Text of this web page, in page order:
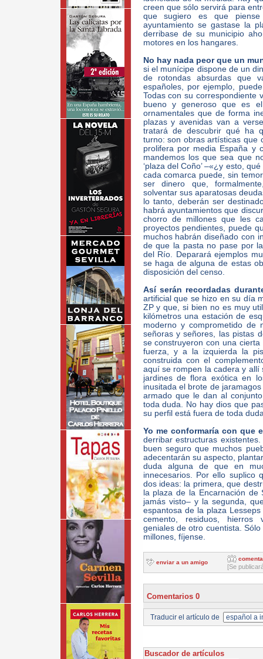
creen que sólo servirá para
que sugiero es que
ayuntamiento se gastase la
derribase de su municipio
motores en los hangares.
No hay nada peor que un
si el munícipe dispone de un
de rotondas absurdas que
españoles, por ejemplo,
Todas con su correspondiente
bueno y generoso que es
ornamentales que de forma
plazas y avenidas van a
tratará de descubrir qué ha
turno: son obras artísticas que
prolifera por media España y
mandemos los que sea que
‘plaza del Coño’ –«¿y esto,
cada comarca puede, sin
ser dinero que,
solventar sus aparatosas
lo tanto, deberán ser
habrá ayuntamientos que
chorro de millones que les
proyectos pendientes, puede
muchos habrán diseñado con
de que la pasta no pase por
del Río. Deparará ejemplos
se haga de alguna de estas
disposición del censo.
Así serán recordadas
artificial que se hizo en su día
ZP y que, si bien no es muy
kilómetros una estación de
moderno y comprometido de
señoras y señores, las pistas
se construyeron con una
fuerza, y a la izquierda la
construida con el
aquí se rompen la cadera y allí
jardines de flora exótica en
inusitada el brote de
armado que le dan al
toda duda. No hay dios que
su perfil está fuera de toda
Yo me conformaría con que
derribar estructuras
buen seguro que muchos
adecentarán su aspecto,
duda alguna de que en
innecesarios. Por ello suplico
dos ideas: la primera, que
la plaza de la Encarnación de
jamás visto– y la segunda,
espantosa de la plaza
cemento, residuos, hierros
geniales de otro cuentista.
millones, fíjense.
enviar a un amigo
[Se
Comentarios 0
Traducir el artículo de
Buscador de artículos